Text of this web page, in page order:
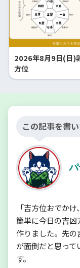
2026年8月9日(日)
方位
この記事を書
「吉方位おでか
簡単に今日の吉
作りました。先の
が面倒だと思っ
す。